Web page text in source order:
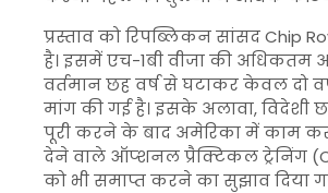
प्रस्ताव को रिपब्लिकन सांसदChip
है। इसमें एच-1बी वीजा की अधिकतम
वर्तमान छह वर्ष से घटाकर केवल दो
मांग की गई है। इसके अलावा, विदेशी
पूरी करने के बाद अमेरिका में काम
देने वाले ऑप्शनल प्रैक्टिकल ट्रेनिंग
को भी समाप्त करने का सुझाव दिया